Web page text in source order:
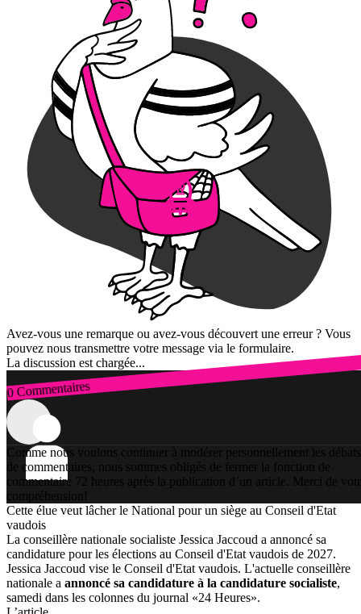
Avez-vous une remarque ou avez-vous découvert une erreur ? Vous
pouvez nous transmettre votre message via le formulaire.
La discussion est chargée...
0 Commentaires
Connexion
Comme nous voulons continuer à modérer personnellement les débats
de commentaires, nous sommes obligés de fermer la fonction de
commentaire 72 heures après la publication d’un article. Merci de
compréhension!
Cette élue veut lâcher le National pour un siège au Conseil d'Etat
vaudois
La conseillère nationale socialiste Jessica Jaccoud a annoncé sa
candidature pour les élections au Conseil d'Etat vaudois de 2027.
Jessica Jaccoud vise le Conseil d'Etat vaudois. L'actuelle conseillère
nationale a annoncé sa candidature à la candidature socialiste,
samedi dans les colonnes du journal «24 Heures».